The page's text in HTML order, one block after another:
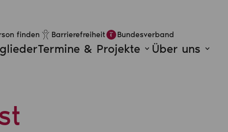
finden Barrierefreiheit Bundesverband
Termine & Projekte Über uns